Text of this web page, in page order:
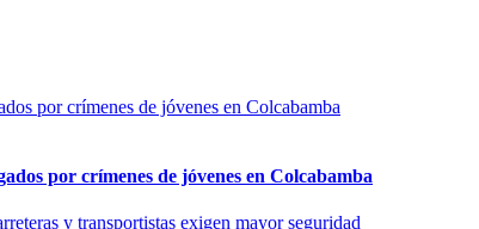
por crímenes de jóvenes en Colcabamba